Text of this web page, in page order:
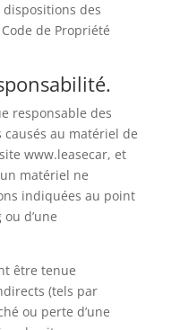
des
de Propriété
responsable des
au matériel de
www.leasecar, et
matériel ne
indiquées au point
d’une
être tenue
(tels par
ou perte d’une